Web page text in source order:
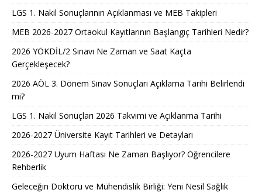
LGS 1. Nakil Sonuçlarının Açıklanması ve MEB Takipleri
MEB 2026-2027 Ortaokul Kayıtlarının Başlangıç Tarihleri Nedir?
2026 YÖKDİL/2 Sınavı Ne Zaman ve Saat Kaçta
Gerçekleşecek?
2026 AÖL 3. Dönem Sınav Sonuçları Açıklama Tarihi Belirlendi
mi?
LGS 1. Nakil Sonuçları 2026 Takvimi ve Açıklanma Tarihi
2026-2027 Üniversite Kayıt Tarihleri ve Detayları
2026-2027 Uyum Haftası Ne Zaman Başlıyor? Öğrencilere
Rehberlik
Geleceğin Doktoru ve Mühendislik Birliği: Yeni Nesil Sağlık